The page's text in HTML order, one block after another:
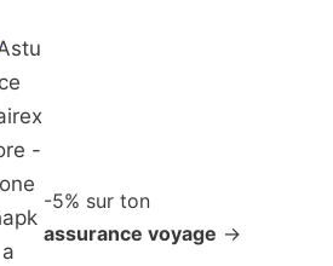
-5% sur ton
assurance voyage →